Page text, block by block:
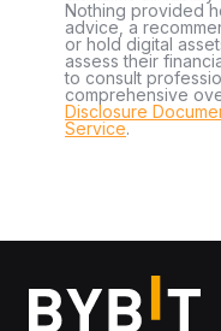
Nothing provided
advice, a
or hold digital
assess their
to consult
comprehensive
Disclosure
Service.